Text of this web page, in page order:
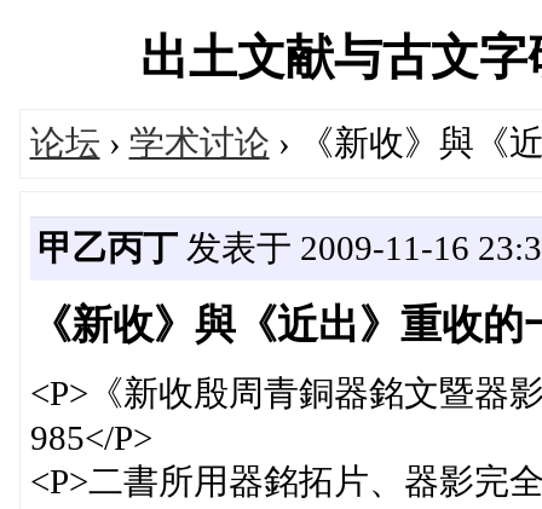
出土文献与古文
论坛 › 学术讨论 › 《新收》與《
甲乙丙丁发表于 2009-11-16
《新收》與《近出》重收的
<P>《新收殷周青銅器銘文暨器
985</P>
<P>二書所用器銘拓片、器影完